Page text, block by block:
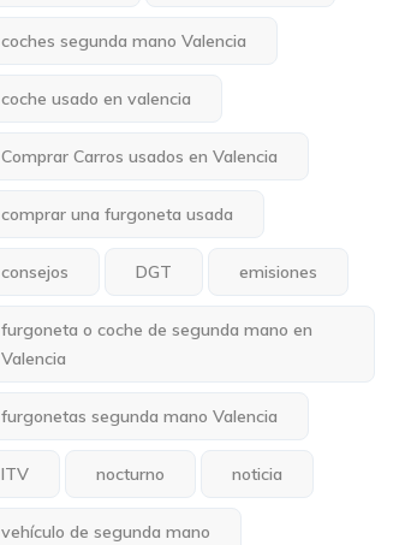
coches segunda mano Valencia
coche usado en valencia
Comprar Carros usados en Valencia
comprar una furgoneta usada
consejos DGT emisiones
furgoneta o coche de segunda mano en
Valencia
furgonetas segunda mano Valencia
ITV nocturno noticia
vehículo de segunda mano